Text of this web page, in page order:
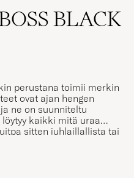
BLACK
perustana toimii merkin
ovat ajan hengen
ne on suunniteltu
kaikki mitä uraa
sitten juhlaillallista tai